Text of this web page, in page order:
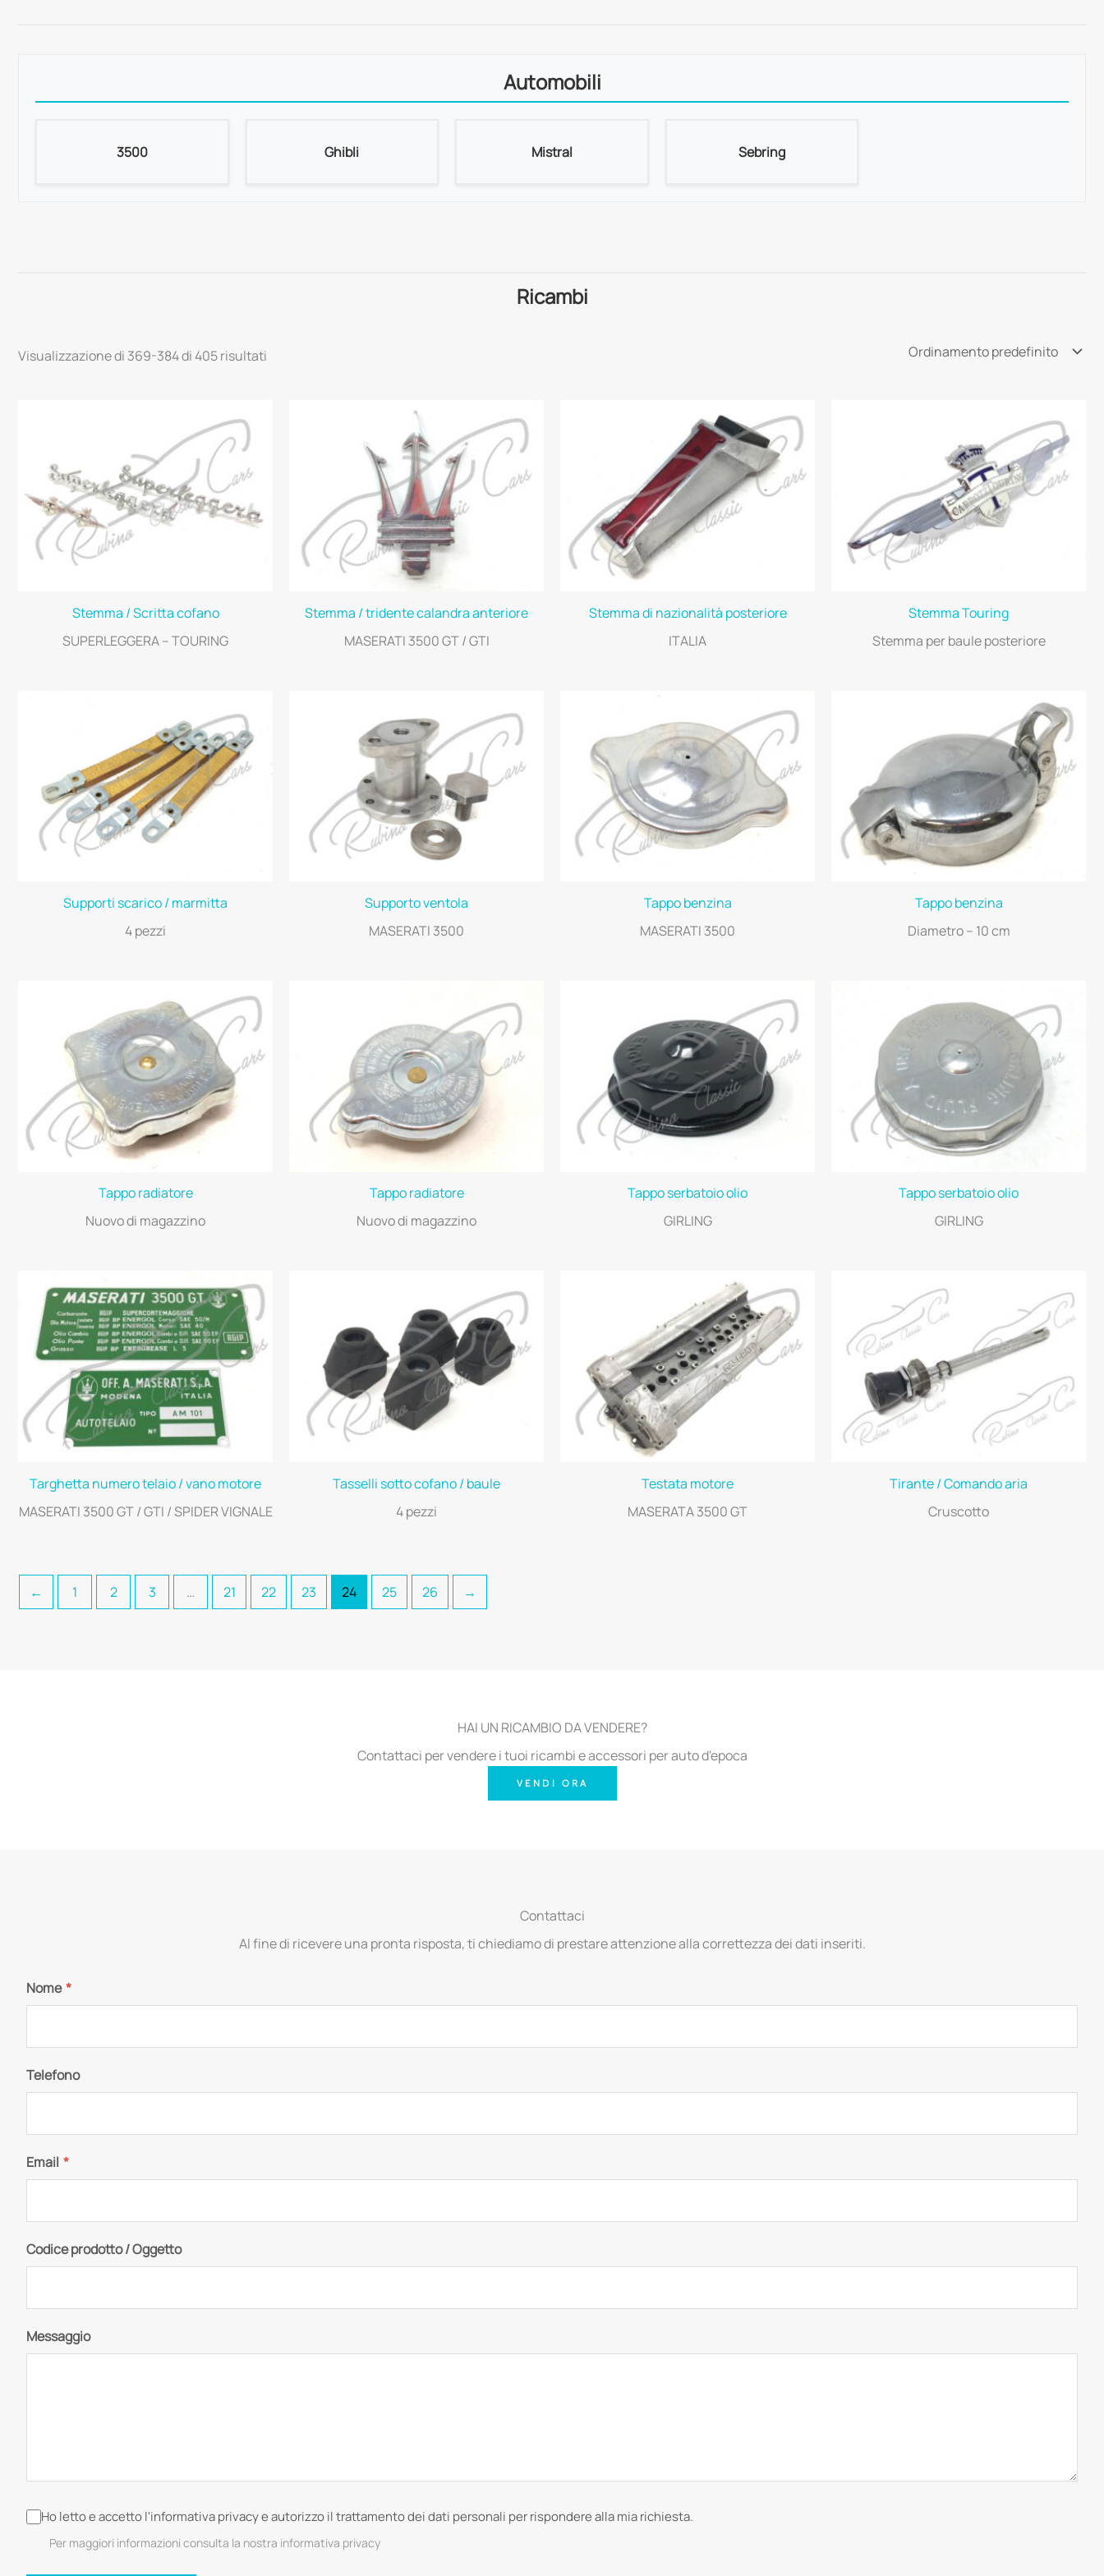
Automobili
3500 Ghibli Mistral Sebring
Ricambi
Visualizzazione di 369-384 di 405 risultati
Stemma / Scritta cofano
SUPERLEGGERA – TOURING
Stemma / tridente calandra anteriore
MASERATI 3500 GT / GTI
Stemma di nazionalità posteriore
ITALIA
Stemma Touring
Stemma per baule posteriore
Supporti scarico / marmitta
4 pezzi
Supporto ventola
MASERATI 3500
Tappo benzina
MASERATI 3500
Tappo benzina
Diametro – 10 cm
Tappo radiatore
Nuovo di magazzino
Tappo radiatore
Nuovo di magazzino
Tappo serbatoio olio
GIRLING
Tappo serbatoio olio
GIRLING
Targhetta numero telaio / vano motore
MASERATI 3500 GT / GTI / SPIDER VIGNALE
Tasselli sotto cofano / baule
4 pezzi
Testata motore
MASERATA 3500 GT
Tirante / Comando aria
Cruscotto
← 1 2 3 … 21 22 23 24 25 26 →
HAI UN RICAMBIO DA VENDERE?
Contattaci per vendere i tuoi ricambi e accessori per auto d'epoca
VENDI ORA
Contattaci
Al fine di ricevere una pronta risposta, ti chiediamo di prestare attenzione alla correttezza dei dati inseriti.
Nome*
Telefono
Email *
Codice prodotto / Oggetto
Messaggio
Ho letto e accetto l'informativa privacy e autorizzo il trattamento dei dati personali per rispondere alla mia richiesta.
Per maggiori informazioni consulta la nostra informativa privacy